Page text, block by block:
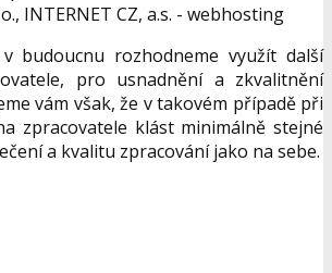
INTERNET CZ, a.s. - webhosting
budoucnu rozhodneme využít další
pro usnadnění a zkvalitnění
vám však, že v takovém případě při
zpracovatele klást minimálně stejné
a kvalitu zpracování jako na sebe.